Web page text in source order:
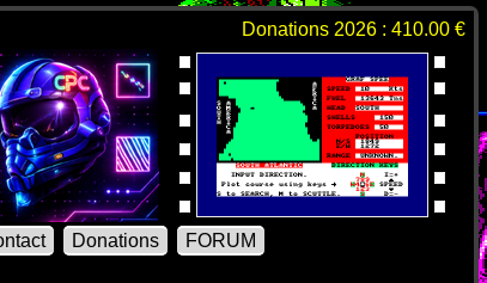
Donations 2026 : 410.00 €
Donations
FORUM